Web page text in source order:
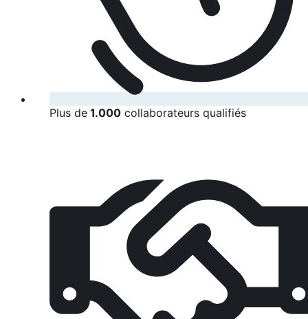
Plus de 1.000 collaborateurs qualifiés